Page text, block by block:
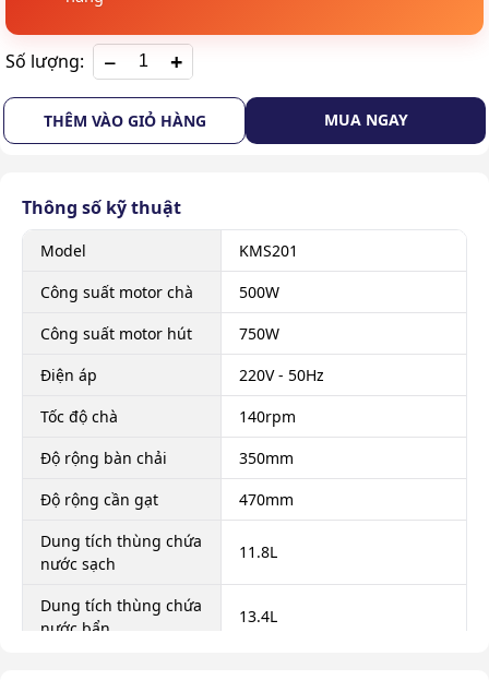
Số lượng: +
THÊM VÀO GIỎ HÀNG MUA NGAY
Thông số kỹ thuật
Model
KMS201
Công suất motor chà
500W
Công suất motor hút
750W
Điện áp
220V - 50Hz
Tốc độ chà
140rpm
Độ rộng bàn chải
350mm
Độ rộng cần gạt
470mm
Dung tích thùng chứa
nước sạch
11.8L
Dung tích thùng chứa
nước bẩn
13.4L